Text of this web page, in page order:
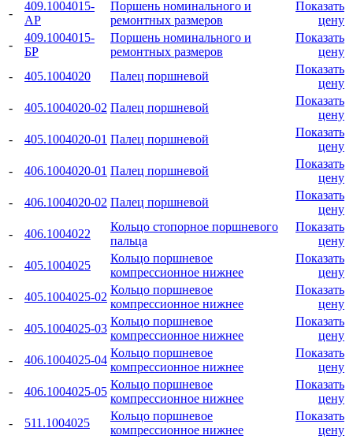
-
409.1004015-
АР
Поршень номинального и
ремонтных размеров
Показать
цену
-
409.1004015-
БР
Поршень номинального и
ремонтных размеров
Показать
цену
-
405.1004020 Палец поршневой
Показать
цену
-
405.1004020-02 Палец поршневой
Показать
цену
-
405.1004020-01 Палец поршневой
Показать
цену
-
406.1004020-01 Палец поршневой
Показать
цену
-
406.1004020-02 Палец поршневой
Показать
цену
-
406.1004022
Кольцо стопорное поршневого
пальца
Показать
цену
-
405.1004025
Кольцо поршневое
компрессионное нижнее
Показать
цену
-
405.1004025-02
Кольцо поршневое
компрессионное нижнее
Показать
цену
-
405.1004025-03
Кольцо поршневое
компрессионное нижнее
Показать
цену
-
406.1004025-04
Кольцо поршневое
компрессионное нижнее
Показать
цену
-
406.1004025-05
Кольцо поршневое
компрессионное нижнее
Показать
цену
-
511.1004025
Кольцо поршневое
компрессионное нижнее
Показать
цену